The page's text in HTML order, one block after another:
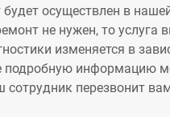
будет осуществлен в
не нужен, то услуга
изменяется в
подробную информацию
сотрудник перезвонит